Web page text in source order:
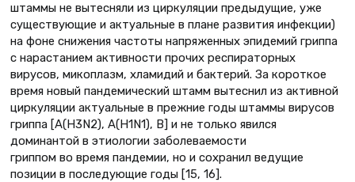
штаммы не вытесняли из циркуляции предыдущие, уже
существующие и актуальные в плане развития инфекции)
на фоне снижения частоты напряженных эпидемий гриппа
с нарастанием активности прочих респираторных
вирусов, микоплазм, хламидий и бактерий. За короткое
время новый пандемический штамм вытеснил из активной
циркуляции актуальные в прежние годы штаммы вирусов
гриппа [А(H3N2), А(H1N1), В] и не только явился
доминантой в этиологии заболеваемости
гриппом во время пандемии, но и сохранил ведущие
позиции в последующие годы [15, 16].